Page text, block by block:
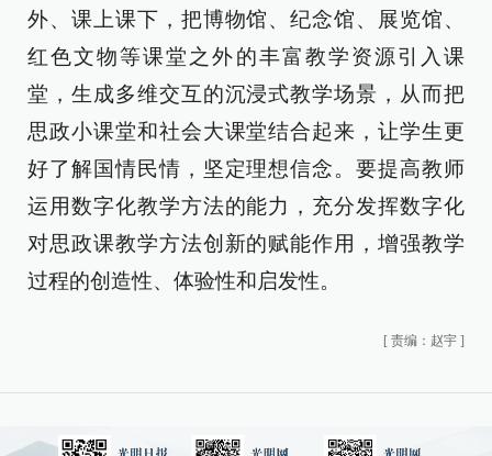
外、课上课下，把博物馆、纪念馆、展览馆、
红色文物等课堂之外的丰富教学资源引入课
堂，生成多维交互的沉浸式教学场景，从而把
思政小课堂和社会大课堂结合起来，让学生更
好了解国情民情，坚定理想信念。要提高教师
运用数字化教学方法的能力，充分发挥数字化
对思政课教学方法创新的赋能作用，增强教学
过程的创造性、体验性和启发性。
[ 责编：赵宇 ]